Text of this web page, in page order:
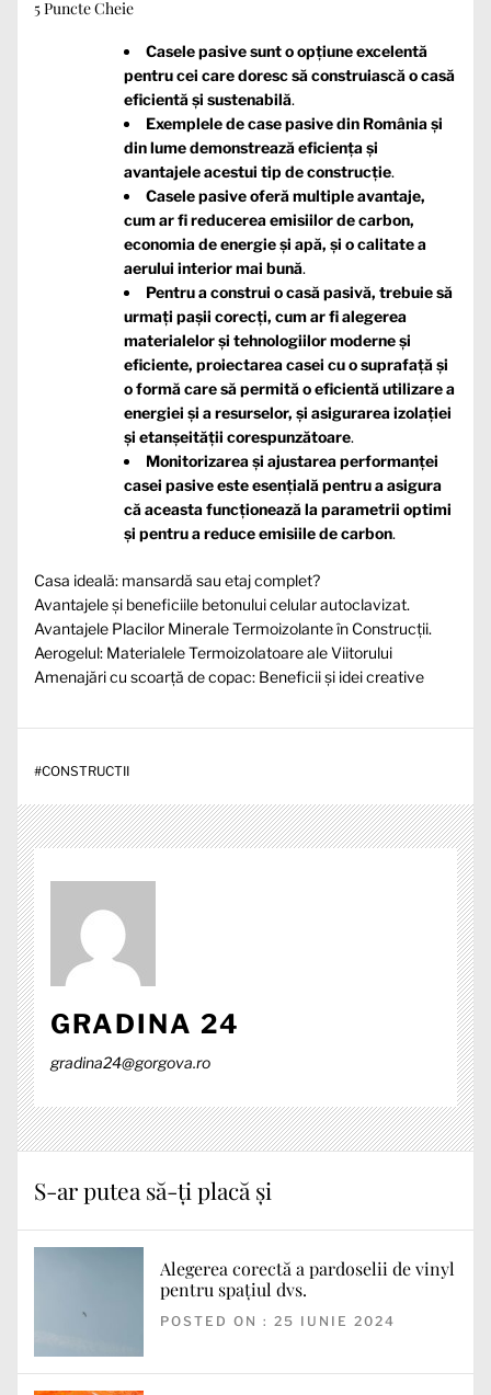
5 Puncte Cheie
Casele pasive sunt o opțiune excelentă
pentru cei care doresc să construiască o casă
eficientă și sustenabilă.
Exemplele de case pasive din România și
din lume demonstrează eficiența și
avantajele acestui tip de construcție.
Casele pasive oferă multiple avantaje,
cum ar fi reducerea emisiilor de carbon,
economia de energie și apă, și o calitate a
aerului interior mai bună.
Pentru a construi o casă pasivă, trebuie să
urmați pașii corecți, cum ar fi alegerea
materialelor și tehnologiilor moderne și
eficiente, proiectarea casei cu o suprafață și
o formă care să permită o eficientă utilizare a
energiei și a resurselor, și asigurarea izolației
și etanșeității corespunzătoare.
Monitorizarea și ajustarea performanței
casei pasive este esențială pentru a asigura
că aceasta funcționează la parametrii optimi
și pentru a reduce emisiile de carbon.
Casa ideală: mansardă sau etaj complet?
Avantajele și beneficiile betonului celular autoclavizat.
Avantajele Placilor Minerale Termoizolante în Construcții.
Aerogelul: Materialele Termoizolatoare ale Viitorului
Amenajări cu scoarță de copac: Beneficii și idei creative
#CONSTRUCTII
GRADINA 24
gradina24@gorgova.ro
S-ar putea să-ți placă și
Alegerea corectă a pardoselii de vinyl
pentru spațiul dvs.
POSTED ON : 25 IUNIE 2024